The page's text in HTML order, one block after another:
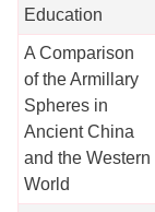
Education
A Comparison
of the Armillary
Spheres in
Ancient China
and the Western
World